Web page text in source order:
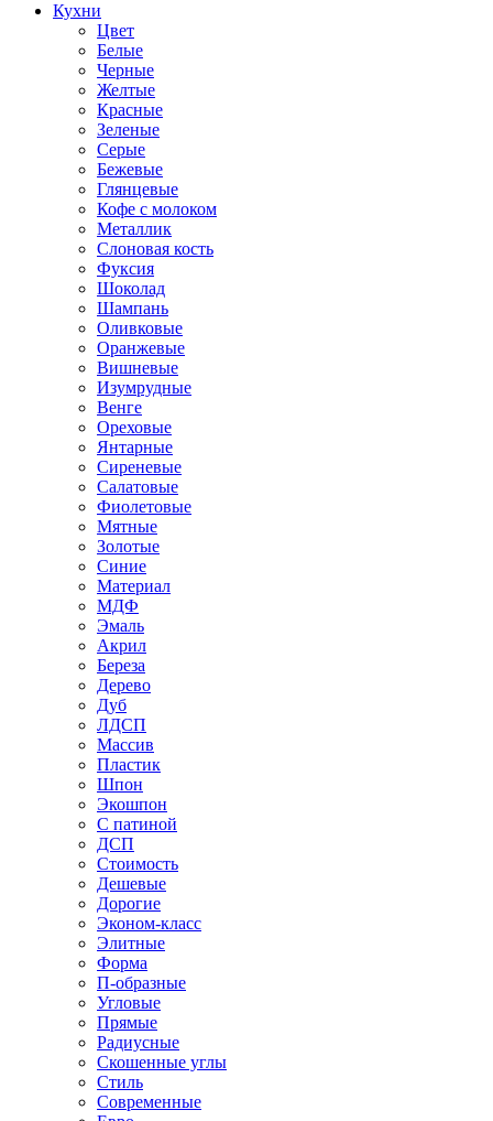
Кухни
Цвет
Белые
Черные
Желтые
Красные
Зеленые
Серые
Бежевые
Глянцевые
Кофе с молоком
Металлик
Слоновая кость
Фуксия
Шоколад
Шампань
Оливковые
Оранжевые
Вишневые
Изумрудные
Венге
Ореховые
Янтарные
Сиреневые
Салатовые
Фиолетовые
Мятные
Золотые
Синие
Материал
МДФ
Эмаль
Акрил
Береза
Дерево
Дуб
ЛДСП
Массив
Пластик
Шпон
Экошпон
С патиной
ДСП
Стоимость
Дешевые
Дорогие
Эконом-класс
Элитные
Форма
П-образные
Угловые
Прямые
Радиусные
Скошенные углы
Стиль
Современные